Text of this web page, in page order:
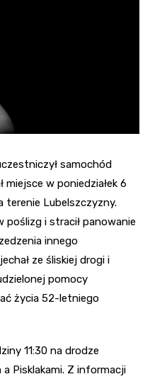
samochód
miejsce w poniedziałek 6
terenie Lubelszczyzny.
poślizg i stracił panowanie
innego
ze śliskiej drogi i
pomocy
życia 52-letniego
11:30 na drodze
Pisklakami. Z informacji